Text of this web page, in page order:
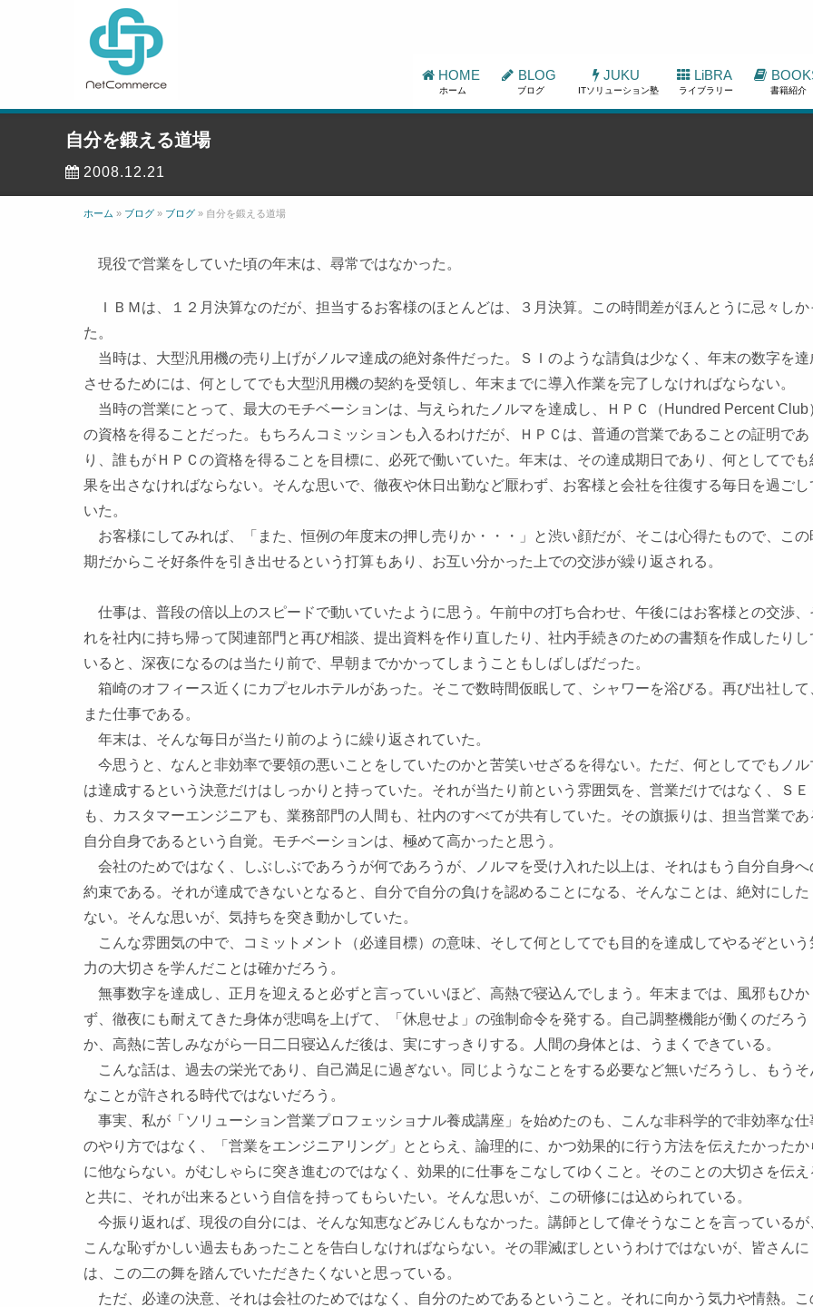
HOME
ホーム
BLOG
ブログ
JUKU
ITソリューション塾
LiBRA
ライブラリー 書籍紹介
自分を鍛える道場
2008.12.21
ホーム » ブログ » ブログ » 自分を鍛える道場
現役で営業をしていた頃の年末は、尋常ではなかった。
ＩＢＭは、１２月決算なのだが、担当するお客様のほとんどは、３月決算。この時間差がほんとうに忌々しか
た。
当時は、大型汎用機の売り上げがノルマ達成の絶対条件だった。ＳＩのような請負は少なく、年末の数字を達
させるためには、何としてでも大型汎用機の契約を受領し、年末までに導入作業を完了しなければならない。
当時の営業にとって、最大のモチベーションは、与えられたノルマを達成し、ＨＰＣ（Hundred Percent Club
の資格を得ることだった。もちろんコミッションも入るわけだが、ＨＰＣは、普通の営業であることの証明であ
り、誰もがＨＰＣの資格を得ることを目標に、必死で働いていた。年末は、その達成期日であり、何としてでも
果を出さなければならない。そんな思いで、徹夜や休日出勤など厭わず、お客様と会社を往復する毎日を過ごし
いた。
お客様にしてみれば、「また、恒例の年度末の押し売りか・・・」と渋い顔だが、そこは心得たもので、この
期だからこそ好条件を引き出せるという打算もあり、お互い分かった上での交渉が繰り返される。
仕事は、普段の倍以上のスピードで動いていたように思う。午前中の打ち合わせ、午後にはお客様との交渉、
れを社内に持ち帰って関連部門と再び相談、提出資料を作り直したり、社内手続きのための書類を作成したりし
いると、深夜になるのは当たり前で、早朝までかかってしまうこともしばしばだった。
箱崎のオフィース近くにカプセルホテルがあった。そこで数時間仮眠して、シャワーを浴びる。再び出社して
また仕事である。
年末は、そんな毎日が当たり前のように繰り返されていた。
今思うと、なんと非効率で要領の悪いことをしていたのかと苦笑いせざるを得ない。ただ、何としてでもノル
は達成するという決意だけはしっかりと持っていた。それが当たり前という雰囲気を、営業だけではなく、ＳＥ
も、カスタマーエンジニアも、業務部門の人間も、社内のすべてが共有していた。その旗振りは、担当営業であ
自分自身であるという自覚。モチベーションは、極めて高かったと思う。
会社のためではなく、しぶしぶであろうが何であろうが、ノルマを受け入れた以上は、それはもう自分自身へ
約束である。それが達成できないとなると、自分で自分の負けを認めることになる、そんなことは、絶対にした
ない。そんな思いが、気持ちを突き動かしていた。
こんな雰囲気の中で、コミットメント（必達目標）の意味、そして何としてでも目的を達成してやるぞという
力の大切さを学んだことは確かだろう。
無事数字を達成し、正月を迎えると必ずと言っていいほど、高熱で寝込んでしまう。年末までは、風邪もひか
ず、徹夜にも耐えてきた身体が悲鳴を上げて、「休息せよ」の強制命令を発する。自己調整機能が働くのだろう
か、高熱に苦しみながら一日二日寝込んだ後は、実にすっきりする。人間の身体とは、うまくできている。
こんな話は、過去の栄光であり、自己満足に過ぎない。同じようなことをする必要など無いだろうし、もうそ
なことが許される時代ではないだろう。
事実、私が「ソリューション営業プロフェッショナル養成講座」を始めたのも、こんな非科学的で非効率な仕
のやり方ではなく、「営業をエンジニアリング」ととらえ、論理的に、かつ効果的に行う方法を伝えたかったか
に他ならない。がむしゃらに突き進むのではなく、効果的に仕事をこなしてゆくこと。そのことの大切さを伝え
と共に、それが出来るという自信を持ってもらいたい。そんな思いが、この研修には込められている。
今振り返れば、現役の自分には、そんな知恵などみじんもなかった。講師として偉そうなことを言っているが
こんな恥ずかしい過去もあったことを告白しなければならない。その罪滅ぼしというわけではないが、皆さんに
は、この二の舞を踏んでいただきたくないと思っている。
ただ、必達の決意、それは会社のためではなく、自分のためであるということ。それに向かう気力や情熱。こ